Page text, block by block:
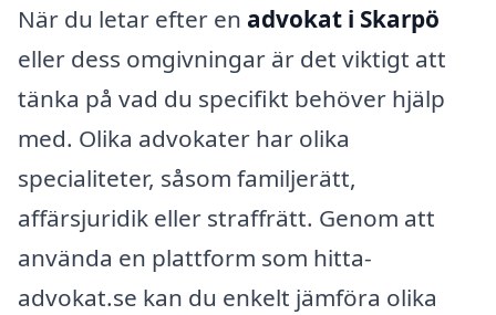
När du letar efter en advokat i Skarpö
eller dess omgivningar är det viktigt att
tänka på vad du specifikt behöver hjälp
med. Olika advokater har olika
specialiteter, såsom familjerätt,
affärsjuridik eller straffrätt. Genom att
använda en plattform som hitta-
advokat.se kan du enkelt jämföra olika